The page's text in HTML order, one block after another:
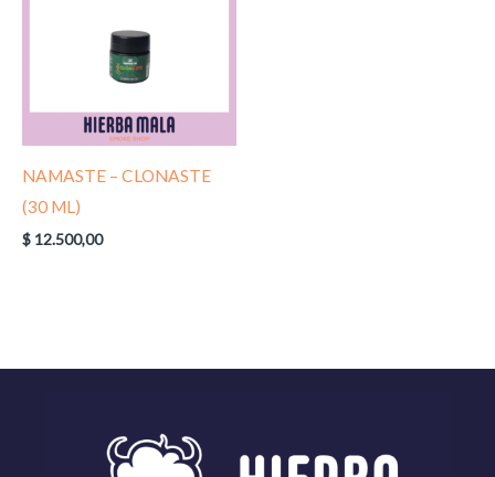
NAMASTE – CLONASTE
(30 ML)
$ 12.500,00